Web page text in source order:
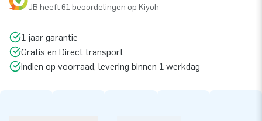
JB heeft 61 beoordelingen op Kiyoh
1 jaar garantie
Gratis en Direct transport
Indien op voorraad, levering binnen 1 werkdag